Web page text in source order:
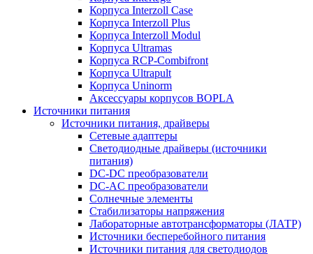
Корпуса Interzoll Case
Корпуса Interzoll Plus
Корпуса Interzoll Modul
Корпуса Ultramas
Корпуса RCP-Combifront
Корпуса Ultrapult
Корпуса Uninorm
Аксессуары корпусов BOPLA
Источники питания
Источники питания, драйверы
Сетевые адаптеры
Светодиодные драйверы (источники
питания)
DC-DC преобразователи
DC-AC преобразователи
Солнечные элементы
Стабилизаторы напряжения
Лабораторные автотрансформаторы (ЛАТР)
Источники бесперебойного питания
Источники питания для светодиодов